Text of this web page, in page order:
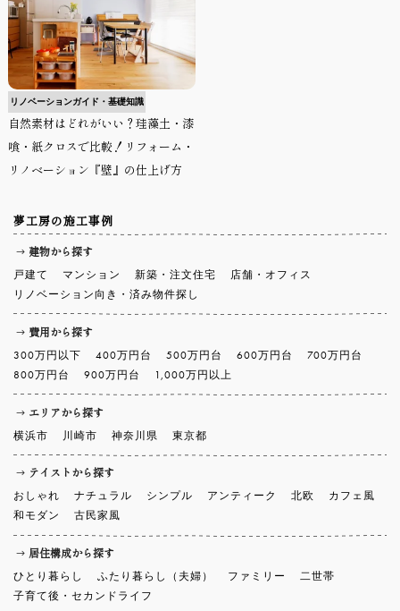
リノベーションガイド・基礎知識
自然素材はどれがいい？珪藻土・漆
喰・紙クロスで比較！リフォーム・
リノベーション『壁』の仕上げ方
夢工房の施工事例
建物から探す
戸建て マンション 新築・注文住宅
店舗・オフィス
リノベーション向き・済み物件探し
費用から探す
300万円以下 400万円台 500万円台 600万円台
700万円台
800万円台
900万円台 1,000万円以上
エリアから探す
横浜市 川崎市 神奈川県 東京都
テイストから探す
おしゃれ ナチュラル シンプル アンティーク 北欧
カフェ風
和モダン
古民家風
居住構成から探す
ひとり暮らし ふたり暮らし（夫婦） ファミリー
二世帯
子育て後・セカンドライフ